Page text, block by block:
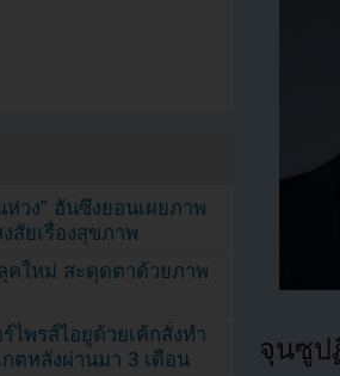
จุนซูป
วง” ฮันซึงยอนเผยภาพ
สัยเรื่องสุขภาพ
คใหม่ สะดุดตาด้วยภาพ
ไพรส์ไอยูด้วยเค้กสั่งทำ
ตหลังผ่านมา 3 เดือน